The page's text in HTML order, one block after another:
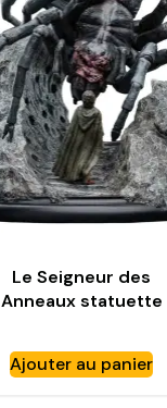
Le Seigneur des
Anneaux statuette
WORKSHOP
Ajouter au panier